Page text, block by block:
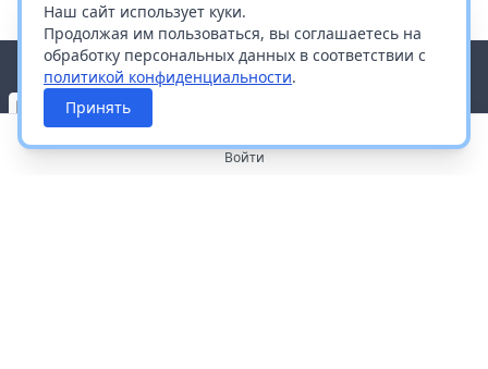
Наш сайт использует куки.
Продолжая им пользоваться, вы соглашаетесь на
обработку персональных данных в соответствии с
политикой конфиденциальности.
Принять
Войти